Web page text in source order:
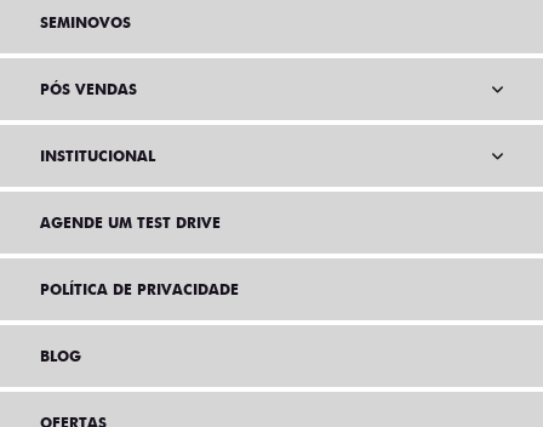
SEMINOVOS
PÓS VENDAS
INSTITUCIONAL
AGENDE UM TEST DRIVE
POLÍTICA DE PRIVACIDADE
BLOG
OFERTAS